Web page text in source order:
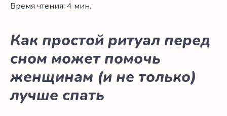
Время чтения: 4 мин.
Как простой ритуал перед
сном может помочь
женщинам (и не только)
лучше спать